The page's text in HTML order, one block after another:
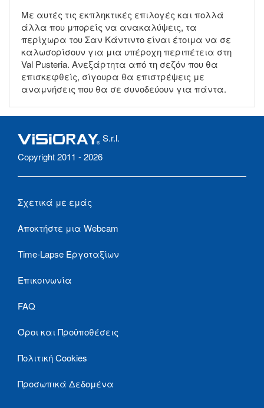
Με αυτές τις εκπληκτικές επιλογές και πολλά
άλλα που μπορείς να ανακαλύψεις, τα
περίχωρα του Σαν Κάντιντο είναι έτοιμα να σε
καλωσορίσουν για μια υπέροχη περιπέτεια στη
Val Pusteria. Ανεξάρτητα από τη σεζόν που θα
επισκεφθείς, σίγουρα θα επιστρέψεις με
αναμνήσεις που θα σε συνοδεύουν για πάντα.
S.r.l.
Copyright 2011 - 2026
Σχετικά με εμάς
Αποκτήστε μια Webcam
Time-Lapse Εργοταξίων
Επικοινωνία
FAQ
Όροι και Προϋποθέσεις
Πολιτική Cookies
Προσωπικά Δεδομένα